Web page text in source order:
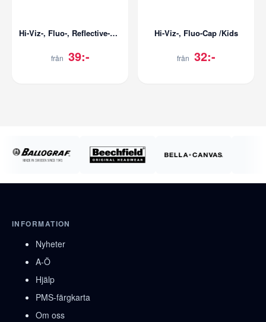
Hi-Viz-, Fluo-, Reflective-Cap
från 39:-
Hi-Viz-, Fluo-Cap /Kids
från 32:-
INFORMATION
Nyheter
A-Ö
Hjälp
PMS-färgkarta
Om oss